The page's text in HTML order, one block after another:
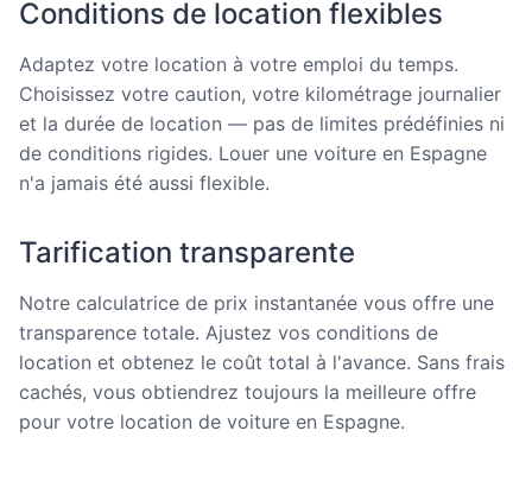
Conditions de location flexibles
Adaptez votre location à votre emploi du temps.
Choisissez votre caution, votre kilométrage journalier
et la durée de location — pas de limites prédéfinies ni
de conditions rigides. Louer une voiture en Espagne
n'a jamais été aussi flexible.
Tarification transparente
Notre calculatrice de prix instantanée vous offre une
transparence totale. Ajustez vos conditions de
location et obtenez le coût total à l'avance. Sans frais
cachés, vous obtiendrez toujours la meilleure offre
pour votre location de voiture en Espagne.